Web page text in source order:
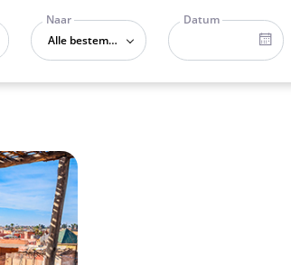
Naar
Alle bestemmingen
Datum